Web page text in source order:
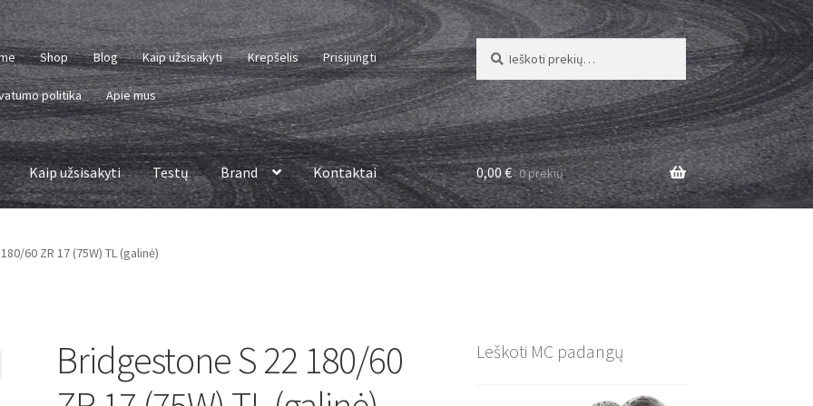
Shop Blog Kaip užsisakyti Krepšelis Prisijungti
politika Apie mus
Ieškoti:
Ieškoti
Kaip užsisakyti Testų Brand Kontaktai 0,00€ 0 prekių
60 ZR 17 (75W) TL (galinė)
Bridgestone S 22 180/60
Leškoti MC padangų